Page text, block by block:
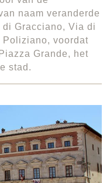
naam veranderde
di Gracciano, Via di
voordat
Grande, het
stad.